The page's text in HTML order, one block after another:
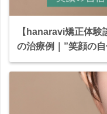
【hanaravi矯正体
の治療例｜”笑顔の